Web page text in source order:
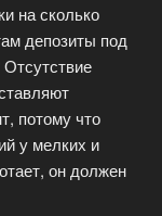
на сколько
депозиты под
потому что
у мелких и
он должен